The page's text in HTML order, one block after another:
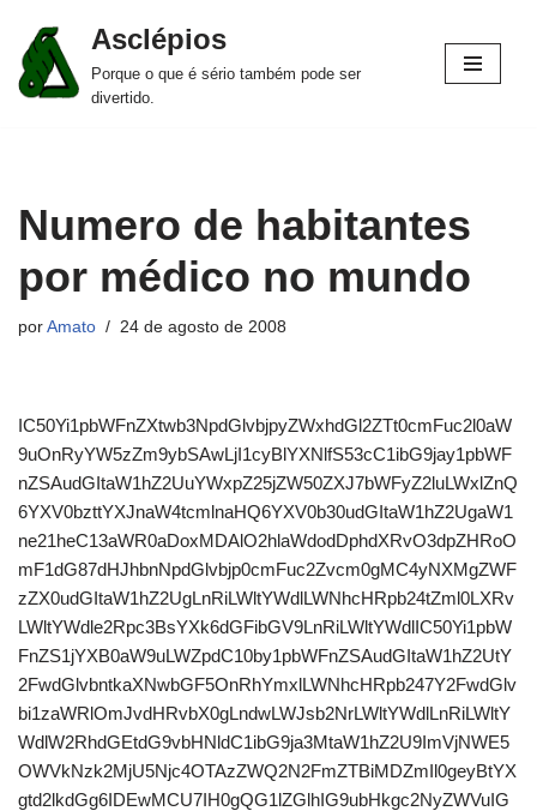
Pular
para
Asclépios
Porque o que é sério também pode ser
divertido.
Numero de habitantes
por médico no mundo
por Amato 24 de agosto de 2008
IC50Yi1pbWFnZXtwb3NpdGlvbjpyZWxhdGl2ZTt0cmFuc2l0aW
9uOnRyYW5zZm9ybSAwLjI1cyBlYXNlfS53cC1ibG9jay1pbWF
nZSAudGItaW1hZ2UuYWxpZ25jZW50ZXJ7bWFyZ2luLWxlZnQ
6YXV0bzttYXJnaW4tcmlnaHQ6YXV0b30udGItaW1hZ2UgaW1
ne21heC13aWR0aDoxMDAlO2hlaWdodDphdXRvO3dpZHRoO
mF1dG87dHJhbnNpdGlvbjp0cmFuc2Zvcm0gMC4yNXMgZWF
zZX0udGItaW1hZ2UgLnRiLWltYWdlLWNhcHRpb24tZml0LXRv
LWltYWdle2Rpc3BsYXk6dGFibGV9LnRiLWltYWdlIC50Yi1pbW
FnZS1jYXB0aW9uLWZpdC10by1pbWFnZSAudGItaW1hZ2UtY
2FwdGlvbntkaXNwbGF5OnRhYmxlLWNhcHRpb247Y2FwdGlv
bi1zaWRlOmJvdHRvbX0gLndwLWJsb2NrLWltYWdlLnRiLWltY
WdlW2RhdGEtdG9vbHNldC1ibG9ja3MtaW1hZ2U9ImVjNWE5
OWVkNzk2MjU5Njc4OTAzZWQ2N2FmZTBiMDZmIl0geyBtYX
gtd2lkdGg6IDEwMCU7IH0gQG1lZGlhIG9ubHkgc2NyZWVuIG